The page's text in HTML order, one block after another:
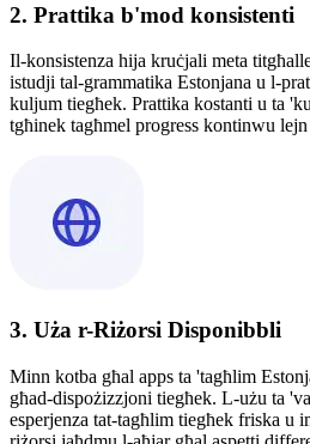
2. Prattika b'mod konsistenti
Il-konsistenza hija kruċjali meta
istudji tal-grammatika Estonjana u l-
kuljum tiegħek. Prattika kostanti u ta
tgħinek tagħmel progress kontinwu
3. Uża r-Riżorsi Disponibbli
Minn kotba għal apps ta 'tagħlim
għad-dispożizzjoni tiegħek. L-użu ta
esperjenza tat-tagħlim tiegħek friska u